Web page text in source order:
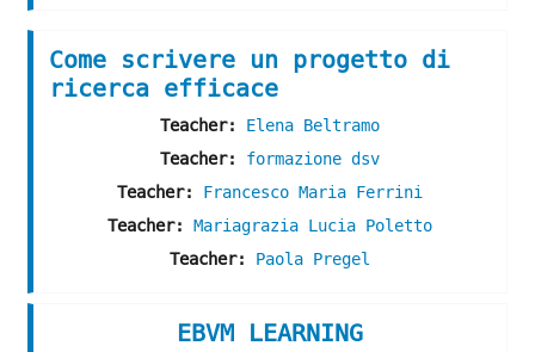
Come scrivere un progetto di
ricerca efficace
Teacher: Elena Beltramo
Teacher: formazione dsv
Teacher: Francesco Maria Ferrini
Teacher: Mariagrazia Lucia Poletto
Teacher: Paola Pregel
EBVM LEARNING